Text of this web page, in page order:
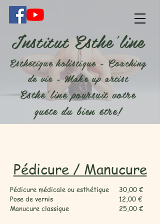
Institut Esthe'line
Esthétique holistique - Coaching
de vie - Make up artist
Esthe'line poursuit votre
quête du bien être!
Pédicure / Manucure
Pédicure médicale ou esthétique 30,00 €
Pose de vernis 12,00 €
Manucure classique 25,00 €